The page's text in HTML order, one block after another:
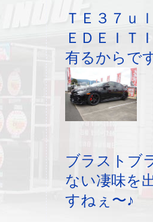
ＴＥ３７ｕ
ＥＤＥＩＴ
有るからで
ブラストブ
ない凄味を
すねぇ〜♪